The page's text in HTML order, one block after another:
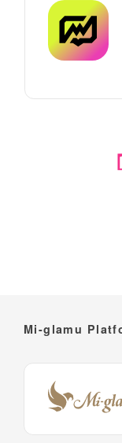
Mi-glamu